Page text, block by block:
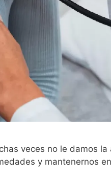
veces no le damos
y mantenernos